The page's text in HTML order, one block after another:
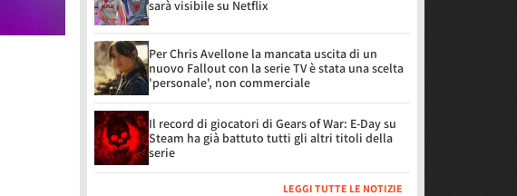
sarà visibile su Netflix
Per Chris Avellone la mancata uscita di un
nuovo Fallout con la serie TV è stata una scelta
'personale', non commerciale
Il record di giocatori di Gears of War: E-Day su
Steam ha già battuto tutti gli altri titoli della
serie
LEGGI TUTTE LE NOTIZIE